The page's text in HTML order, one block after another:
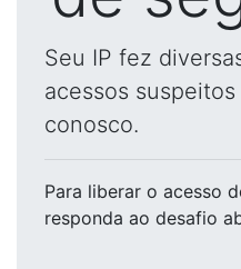
Seu IP fez
acessos
conosco.
Para liberar o acesso
responda ao desafio